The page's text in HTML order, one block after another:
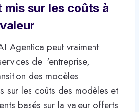
mis sur les coûts à
Agentica peut vraiment
de l'entreprise,
des modèles
sur les coûts des modèles et
basés sur la valeur offerts